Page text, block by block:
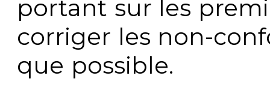
portant sur les
corriger les non-
que possible.